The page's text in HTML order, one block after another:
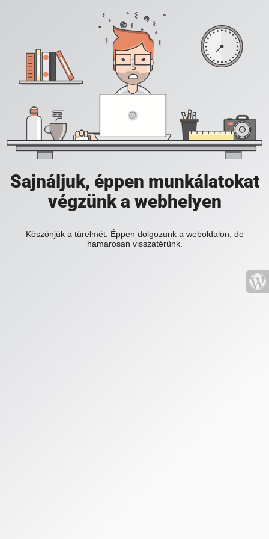
Sajnáljuk, éppen munkálatokat
végzünk a webhelyen
Köszönjük a türelmét. Éppen dolgozunk a weboldalon, de
hamarosan visszatérünk.